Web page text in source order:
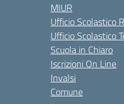
MIUR
Ufficio Scolastico
Ufficio Scolastico
Scuola in Chiaro
Iscrizioni On Line
Invalsi
Comune